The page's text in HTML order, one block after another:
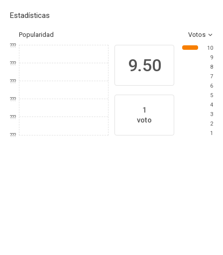
Estadísticas
Popularidad Votos
???
???
???
???
???
???
9.50
1
voto
10
9
8
7
6
5
4
3
2
1